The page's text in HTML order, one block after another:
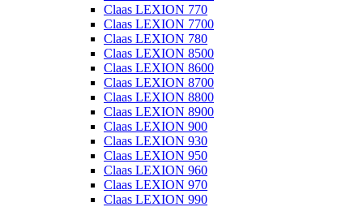
Claas LEXION 770
Claas LEXION 7700
Claas LEXION 780
Claas LEXION 8500
Claas LEXION 8600
Claas LEXION 8700
Claas LEXION 8800
Claas LEXION 8900
Claas LEXION 900
Claas LEXION 930
Claas LEXION 950
Claas LEXION 960
Claas LEXION 970
Claas LEXION 990